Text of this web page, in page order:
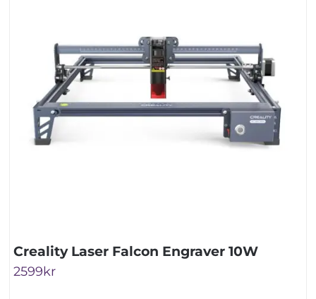
Creality Laser Falcon Engraver 10W
2599kr